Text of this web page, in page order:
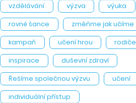
vzdělávání
výzva
výuka
rovné šance
změňme jak učíme
kampaň
učení hrou
rodiče
inspirace
duševní zdraví
Řešíme společnou výzvu
učení
individuální přístup